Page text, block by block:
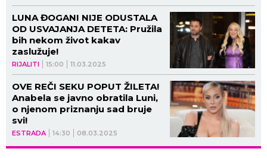
RIJALITI 15:00 11.03.2025
LUNA ĐOGANI NIJE ODUSTALA
OD USVAJANJA DETETA: Pružila
bih nekom život kakav
zaslužuje!
ESTRADA 14:30 08.03.2025
OVE REČI SEKU POPUT ŽILETA!
Anabela se javno obratila Luni,
o njenom priznanju sad bruje
svi!